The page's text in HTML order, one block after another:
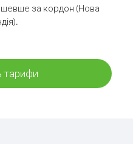
за кордон (Нова
тарифи